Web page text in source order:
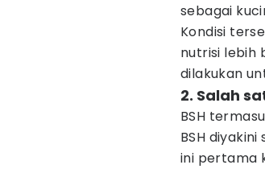
sebagai
Kondisi
nutrisi lebih
dilakukan
2. Salah
BSH
BSH
ini pertama